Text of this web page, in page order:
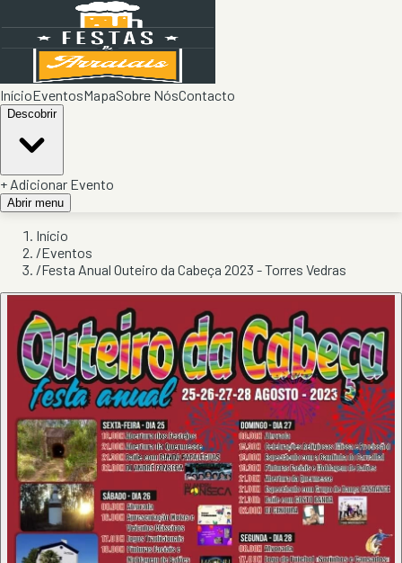
InícioEventosMapaSobre NósContacto
Descobrir
+ Adicionar Evento
Abrir menu
Início
/Eventos
/Festa Anual Outeiro da Cabeça 2023 - Torres Vedras